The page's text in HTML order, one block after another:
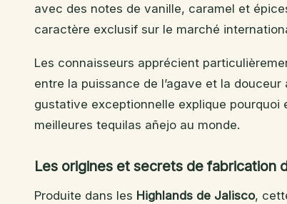
avec des notes de vanille, caramel et
caractère exclusif sur le marché
Les connaisseurs apprécient
entre la puissance de l’agave et la
gustative exceptionnelle explique pourquoi
meilleures tequilas añejo au monde.
Les origines et secrets de fabrication
Produite dans les Highlands de Jalisco,